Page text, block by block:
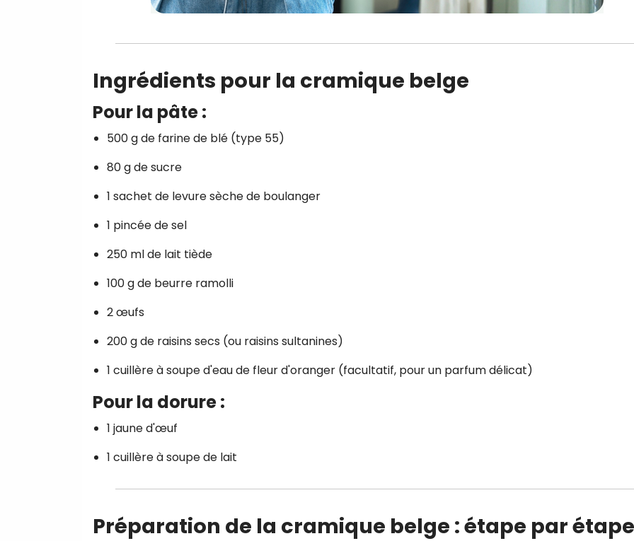
Ingrédients pour la cramique belge
Pour la pâte :
500 g de farine de blé (type 55)
80 g de sucre
1 sachet de levure sèche de boulanger
1 pincée de sel
250 ml de lait tiède
100 g de beurre ramolli
2 œufs
200 g de raisins secs (ou raisins sultanines)
1 cuillère à soupe d'eau de fleur d'oranger (facultatif, pour un parfum délicat)
Pour la dorure :
1 jaune d'œuf
1 cuillère à soupe de lait
Préparation de la cramique belge : étape par étape
Je consens à ce que la société